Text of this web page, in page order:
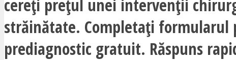
cereți prețul unei intervenții
străinătate. Completați formularul
prediagnostic gratuit. Răspuns